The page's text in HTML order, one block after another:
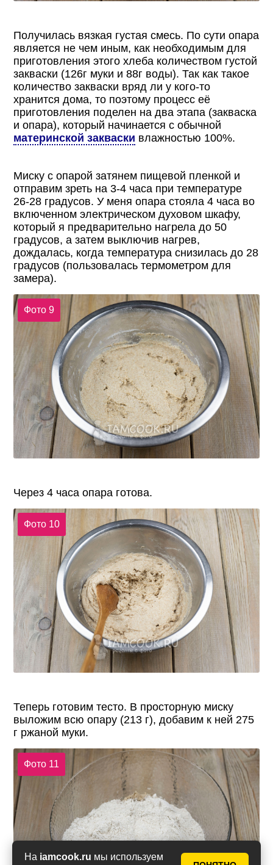
На iamcook.ru мы используем
Получилась вязкая густая смесь. По сути опара
является не чем иным, как необходимым для
приготовления этого хлеба количеством густой
закваски (126г муки и 88г воды). Так как такое
количество закваски вряд ли у кого-то
хранится дома, то поэтому процесс её
приготовления поделен на два этапа (закваска
и опара), который начинается с обычной
материнской закваски влажностью 100%.
Миску с опарой затянем пищевой пленкой и
отправим зреть на 3-4 часа при температуре
26-28 градусов. У меня опара стояла 4 часа во
включенном электрическом духовом шкафу,
который я предварительно нагрела до 50
градусов, а затем выключив нагрев,
дождалась, когда температура снизилась до 28
градусов (пользовалась термометром для
замера).
Фото 9
Через 4 часа опара готова.
Фото 10
Теперь готовим тесто. В просторную миску
выложим всю опару (213 г), добавим к ней 275
г ржаной муки.
Фото 11